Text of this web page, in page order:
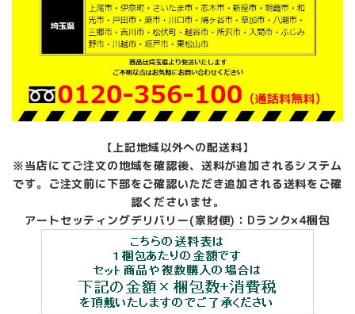
【上記地域以外への配送料】
※当店にてご注文の地域を確認後、送料が追加されるシステム
です。ご注文前に下部をご確認いただき追加される送料をご確
認くださいませ。
アートセッティングデリバリー(家財便)：Dランク×4梱包